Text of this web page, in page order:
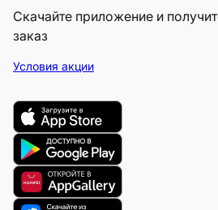
Скачайте приложение и
заказ
Условия акции